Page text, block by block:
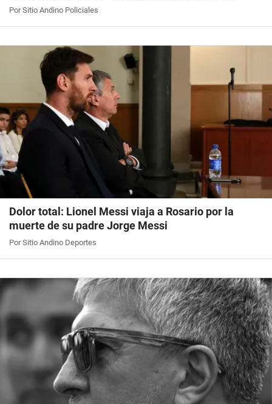
Por Sitio Andino Policiales
Dolor total: Lionel Messi viaja a Rosario por la
muerte de su padre Jorge Messi
Por Sitio Andino Deportes